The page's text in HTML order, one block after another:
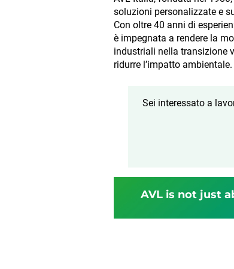
soluzioni personalizzate e
Con oltre 40 anni di
è impegnata a rendere la
industriali nella transizione
ridurre l’impatto ambientale.
Sei interessato a
AVL is not just